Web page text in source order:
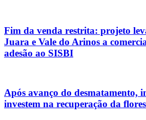
Fim da venda restrita: projeto
Juara e Vale do Arinos a
adesão ao SISBI
Após avanço do desmatamento,
investem na recuperação da